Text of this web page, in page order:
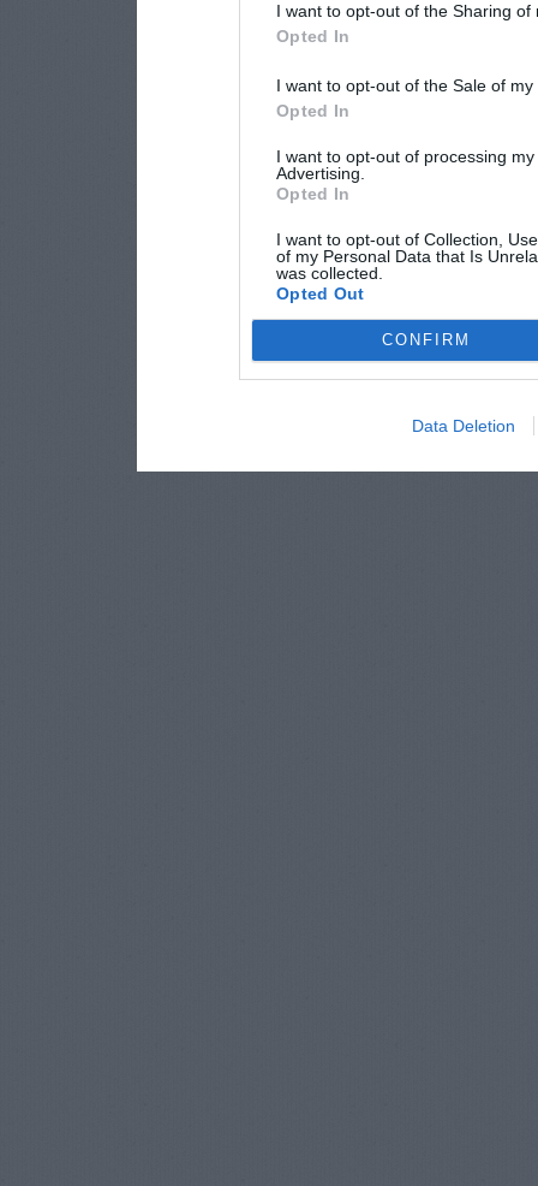
I want to opt-out of the Sharing of
Opted In
I want to opt-out of the Sale of
Opted In
I want to opt-out of processing
Advertising.
Opted In
I want to opt-out of Collection,
of my Personal Data that Is
was collected.
Opted Out
CONFIRM
Data Deletion